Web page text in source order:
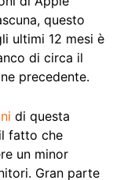
questo
ultimi 12 mesi è
di circa il
precedente.
di questa
fatto che
un minor
Gran parte